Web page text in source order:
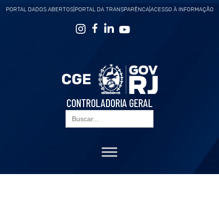
PORTAL DADOS ABERTOS| PORTAL DA TRANSPARÊNCA| ACESSO À INFORMAÇÃO
CONTROLADORIA GERAL
Search
for: